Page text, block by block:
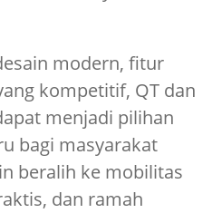
modern, fitur
kompetitif, QT dan
menjadi pilihan
bagi masyarakat
beralih ke mobilitas
dan ramah